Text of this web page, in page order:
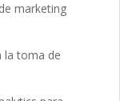
marketing
la toma de